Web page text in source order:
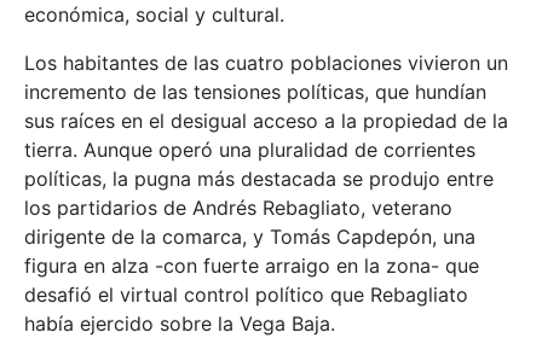
económica, social y cultural.
Los habitantes de las cuatro poblaciones vivieron un
incremento de las tensiones políticas, que hundían
sus raíces en el desigual acceso a la propiedad de la
tierra. Aunque operó una pluralidad de corrientes
políticas, la pugna más destacada se produjo entre
los partidarios de Andrés Rebagliato, veterano
dirigente de la comarca, y Tomás Capdepón, una
figura en alza -con fuerte arraigo en la zona- que
desafió el virtual control político que Rebagliato
había ejercido sobre la Vega Baja.